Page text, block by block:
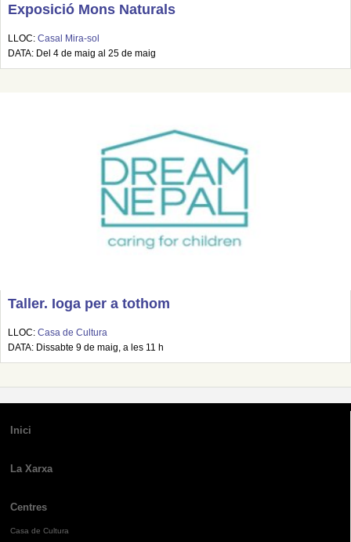
Exposició Mons Naturals
LLOC: Casal Mira-sol
DATA: Del 4 de maig al 25 de maig
Taller. Ioga per a tothom
LLOC: Casa de Cultura
DATA: Dissabte 9 de maig, a les 11 h
Inici
La Xarxa
Centres
Casa de Cultura